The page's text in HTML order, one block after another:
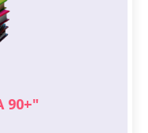
90+"